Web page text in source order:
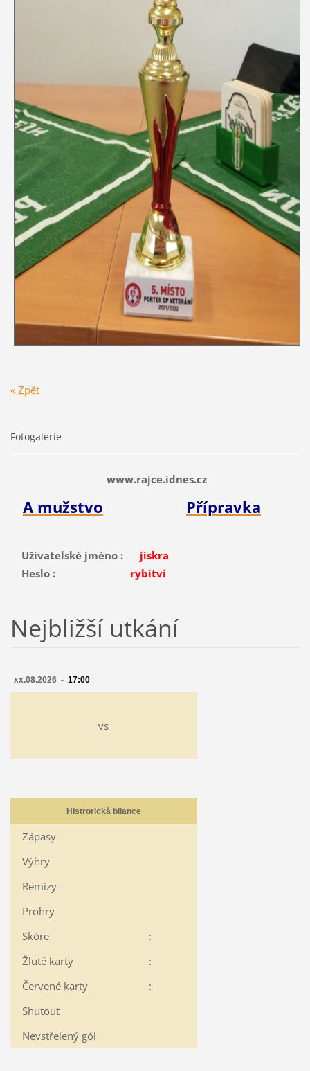
« Zpět
Fotogalerie
www.rajce.idnes.cz
A mužstvo Přípravka
Uživatelské jméno : jiskra
Heslo : rybitvi
Nejbližší utkání
xx.08.2026 - 17:00
vs
Histrorická bilance
Zápasy
Výhry
Remízy
Prohry
Skóre
:
Žluté karty
:
Červené karty
:
Shutout
Nevstřelený gól